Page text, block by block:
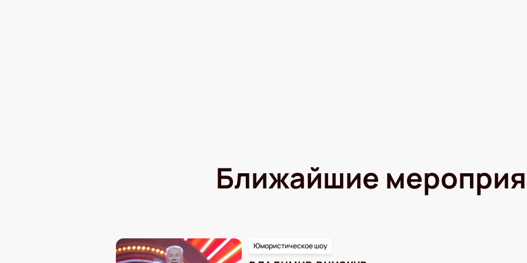
Ближайшие
Юмористическое шоу